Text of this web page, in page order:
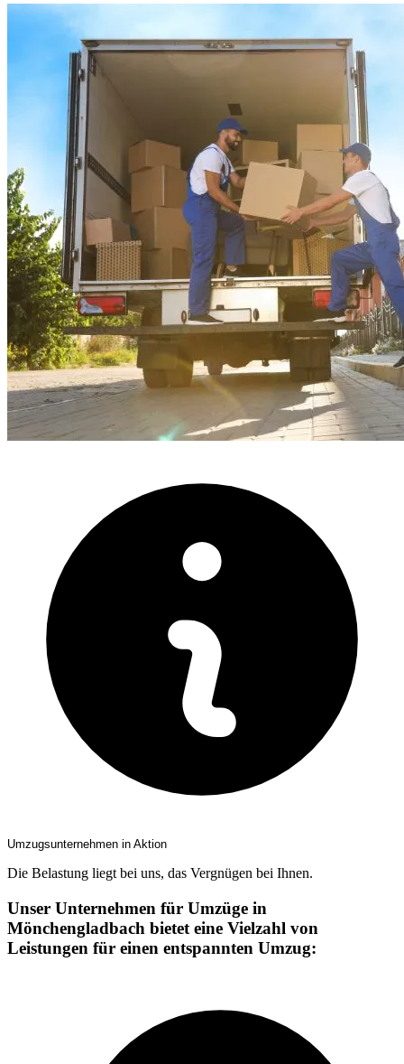
Umzugsunternehmen in Aktion
Die Belastung liegt bei uns, das Vergnügen bei Ihnen.
Unser Unternehmen für Umzüge in
Mönchengladbach bietet eine Vielzahl von
Leistungen für einen entspannten Umzug: